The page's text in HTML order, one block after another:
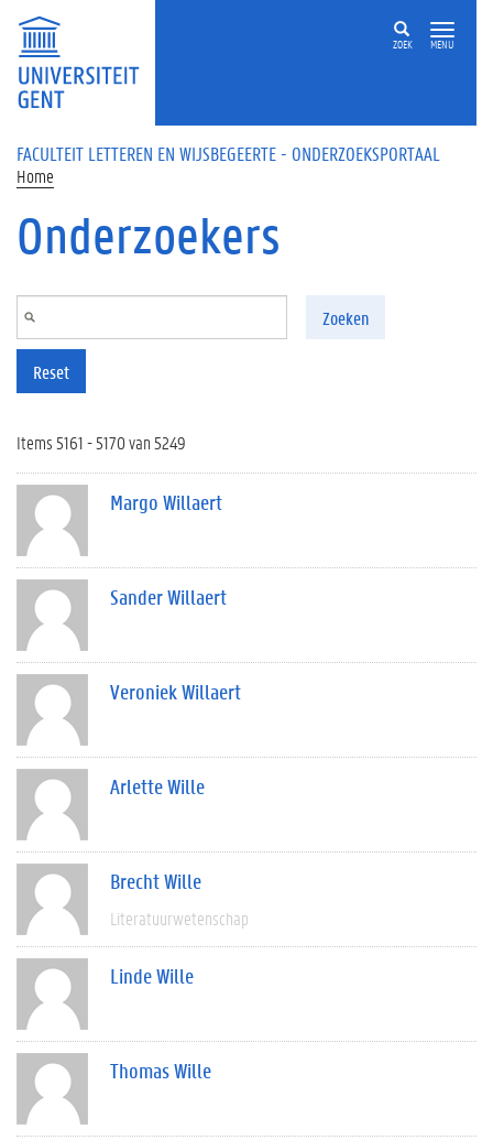
Overslaan en naar de inhoud gaan
ZOEK MENU
FACULTEIT LETTEREN EN WIJSBEGEERTE - ONDERZOEKSPORTAAL
Home
Onderzoekers
Zoeken
Reset
Items 5161 - 5170 van 5249
Margo Willaert
Sander Willaert
Veroniek Willaert
Arlette Wille
Brecht Wille
Literatuurwetenschap
Linde Wille
Thomas Wille